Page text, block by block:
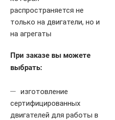
распространяется не
только на двигатели, но и
на агрегаты
При заказе вы можете
выбрать:
изготовление
сертифицированных
двигателей для работы в